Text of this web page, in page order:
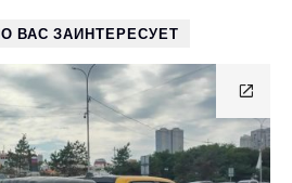
ВАС ЗАИНТЕРЕСУЕТ